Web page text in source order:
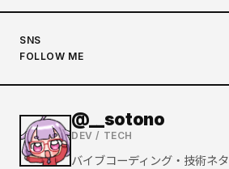
SNS
FOLLOW ME
@__sotono
DEV / TECH
バイブコーディング・技術ネタ